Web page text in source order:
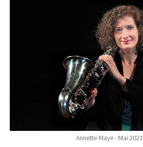
Annette Maye - Mai 2021